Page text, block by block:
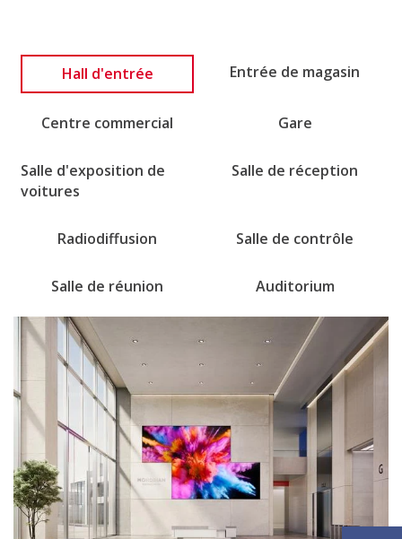
Hall d'entrée Entrée de magasin
Centre commercial Gare
Salle d'exposition de
voitures
Salle de réception
Radiodiffusion Salle de contrôle
Salle de réunion Auditorium